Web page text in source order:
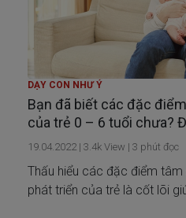
DẠY CON NHƯ Ý
Bạn đã biết các đặc
của trẻ 0 – 6 tuổi chưa?
19.04.2022 | 3.4k View | 3 phút đọc
Thấu hiểu các đặc điểm
phát triển của trẻ là cốt lõi